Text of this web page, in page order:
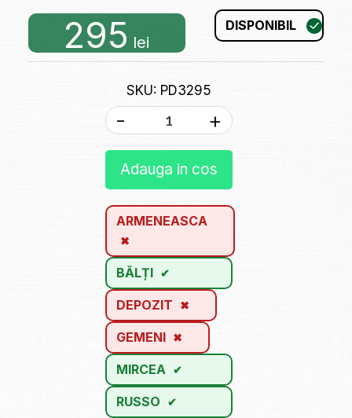
295 lei
DISPONIBIL
SKU: PD3295
- +
Adauga in cos
ARMENEASCA
BĂLȚI
DEPOZIT
GEMENI
MIRCEA
RUSSO